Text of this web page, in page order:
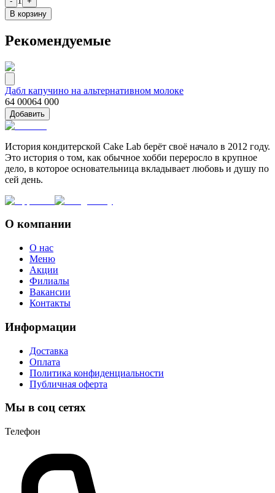
В корзину
Рекомендуемые
Дабл капучино на альтернативном молоке
64 00064 000
Добавить
История кондитерской Cake Lab берёт своё начало в 2012 году.
Это история о том, как обычное хобби переросло в крупное
дело, в которое основательница вкладывает любовь и душу по
сей день.
О компании
О нас
Меню
Акции
Филиалы
Вакансии
Контакты
Информации
Доставка
Оплата
Политика конфиденциальности
Публичная оферта
Мы в соц сетях
Телефон